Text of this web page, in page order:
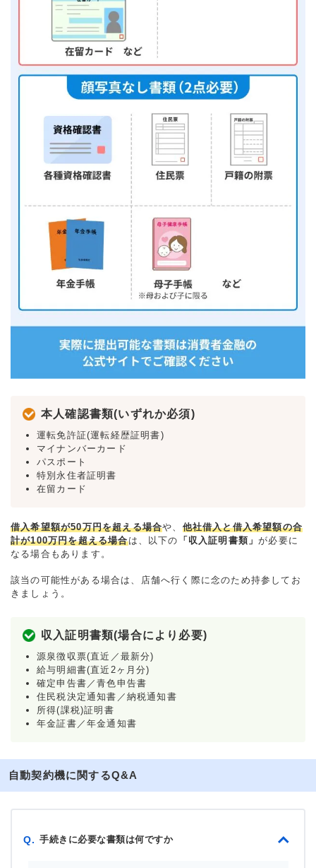
本人確認書類(いずれか必須)
運転免許証(運転経歴証明書)
マイナンバーカード
パスポート
特別永住者証明書
在留カード
借入希望額が50万円を超える場合や、 他社借入と借入希望額の合
計が100万円を超える場合は、以下の 「収入証明書類」が必要に
なる場合もあります。
該当の可能性がある場合は、店舗へ行く際に念のため持参してお
きましょう。
収入証明書類(場合により必要)
源泉徴収票(直近／最新分)
給与明細書(直近2ヶ月分)
確定申告書／青色申告書
住民税決定通知書／納税通知書
所得(課税)証明書
年金証書／年金通知書
自動契約機に関するQ&A
Q. 手続きに必要な書類は何ですか